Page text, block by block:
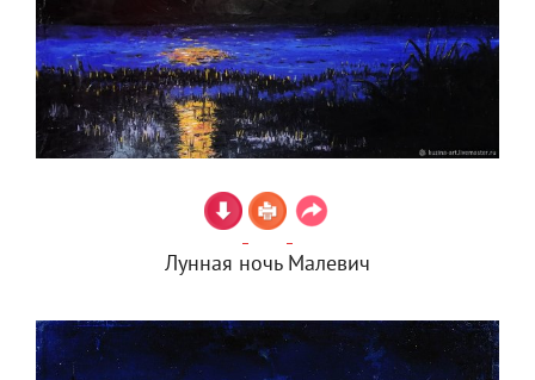
Лунная ночь Малевич